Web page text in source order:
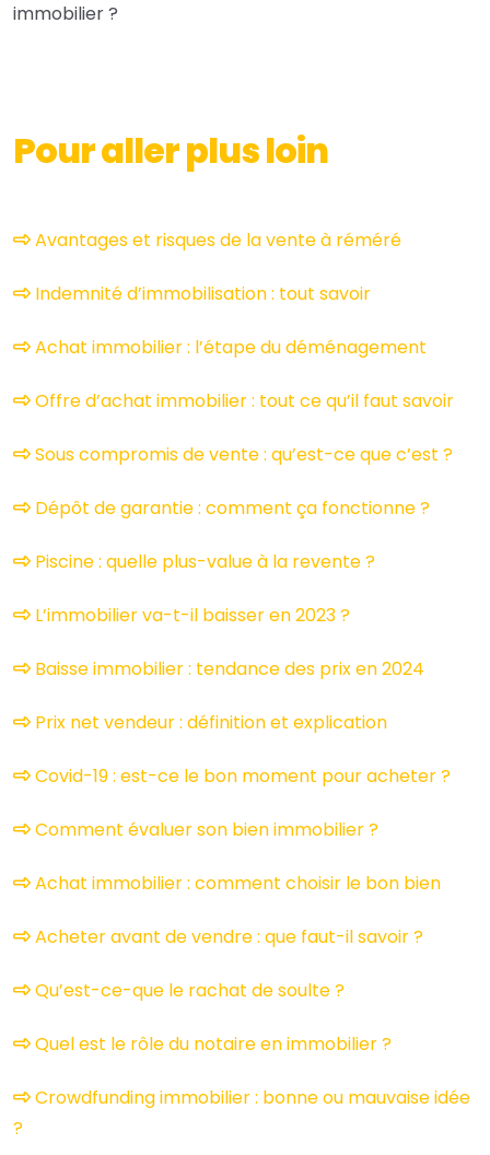
immobilier ?
Pour aller plus loin
Avantages et risques de la vente à réméré
Indemnité d’immobilisation : tout savoir
Achat immobilier : l’étape du déménagement
Offre d’achat immobilier : tout ce qu’il faut savoir
Sous compromis de vente : qu’est-ce que c’est ?
Dépôt de garantie : comment ça fonctionne ?
Piscine : quelle plus-value à la revente ?
L’immobilier va-t-il baisser en 2023 ?
Baisse immobilier : tendance des prix en 2024
Prix net vendeur : définition et explication
Covid-19 : est-ce le bon moment pour acheter ?
Comment évaluer son bien immobilier ?
Achat immobilier : comment choisir le bon bien
Acheter avant de vendre : que faut-il savoir ?
Qu’est-ce-que le rachat de soulte ?
Quel est le rôle du notaire en immobilier ?
Crowdfunding immobilier : bonne ou mauvaise idée
?